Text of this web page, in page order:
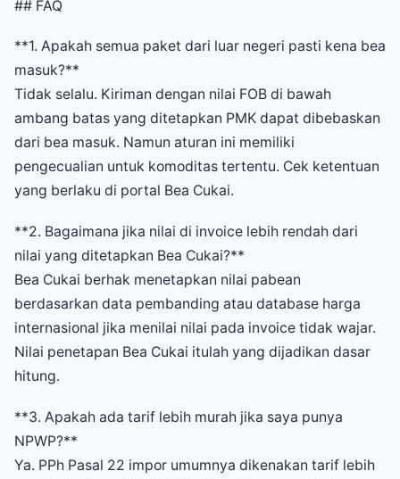
## FAQ
**1. Apakah semua paket dari luar negeri pasti kena bea
masuk?**
Tidak selalu. Kiriman dengan nilai FOB di bawah
ambang batas yang ditetapkan PMK dapat dibebaskan
dari bea masuk. Namun aturan ini memiliki
pengecualian untuk komoditas tertentu. Cek ketentuan
yang berlaku di portal Bea Cukai.
**2. Bagaimana jika nilai di invoice lebih rendah dari
nilai yang ditetapkan Bea Cukai?**
Bea Cukai berhak menetapkan nilai pabean
berdasarkan data pembanding atau database harga
internasional jika menilai nilai pada invoice tidak wajar.
Nilai penetapan Bea Cukai itulah yang dijadikan dasar
hitung.
**3. Apakah ada tarif lebih murah jika saya punya
NPWP?**
Ya. PPh Pasal 22 impor umumnya dikenakan tarif lebih